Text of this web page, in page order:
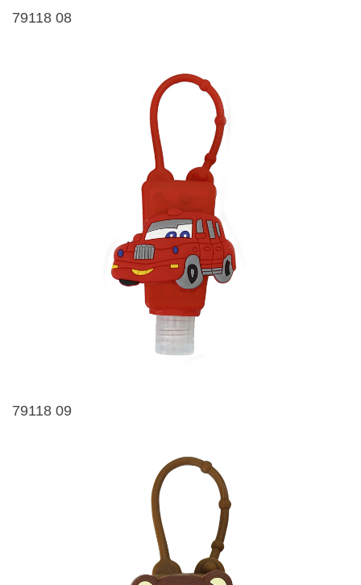
79118 08
79118 09